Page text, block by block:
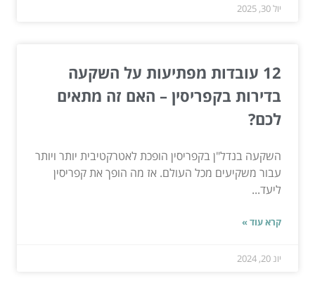
יול 30, 2025
12 עובדות מפתיעות על השקעה
בדירות בקפריסין – האם זה מתאים
לכם?
השקעה בנדל"ן בקפריסין הופכת לאטרקטיבית יותר ויותר
עבור משקיעים מכל העולם. אז מה הופך את קפריסין
ליעד...
קרא עוד »
יונ 20, 2024